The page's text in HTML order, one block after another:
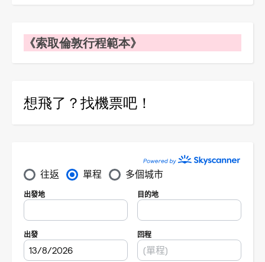
《索取倫敦行程範本》
想飛了？找機票吧！